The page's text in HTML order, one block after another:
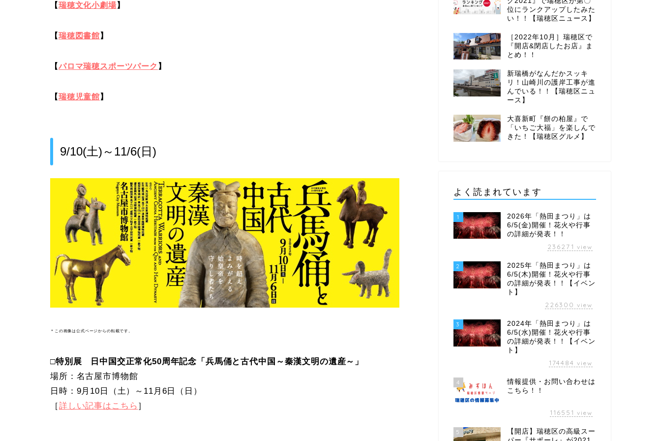
【瑞穂文化小劇場 】
【瑞穂図書館 】
【パロマ瑞穂スポーツパーク 】
【瑞穂児童館 】
9/10(土)～11/6(日)
＊この画像は公式ページからの転載です。
□特別展 日中国交正常化50周年記念「兵馬俑と古代中国～秦漢文明の遺産～」
場所：名古屋市博物館
日時：9月10日（土）～11月6日（日）
［詳しい記事はこちら ］
位にランクアップしたみた
い！！【瑞穂区ニュース】
［2022年10月］瑞穂区で
『開店&閉店したお店』ま
とめ！！
新瑞橋がなんだかスッキ
リ！山崎川の護岸工事が進
んでいる！！【瑞穂区ニュ
ース】
大喜新町『餅の柏屋』で
「いちご大福」を楽しんで
きた！【瑞穂区グルメ】
よく読まれています
1
2026年「熱田まつり」は
6/5(金)開催！花火や行事
の詳細が発表！！
236271 view
2
2025年「熱田まつり」は
6/5(木)開催！花火や行事
の詳細が発表！！【イベン
ト】
226300 view
3
2024年「熱田まつり」は
6/5(水)開催！花火や行事
の詳細が発表！！【イベン
ト】
174484 view
4
情報提供・お問い合わせは
こちら！！
116551 view
5
【開店】瑞穂区の高級スー